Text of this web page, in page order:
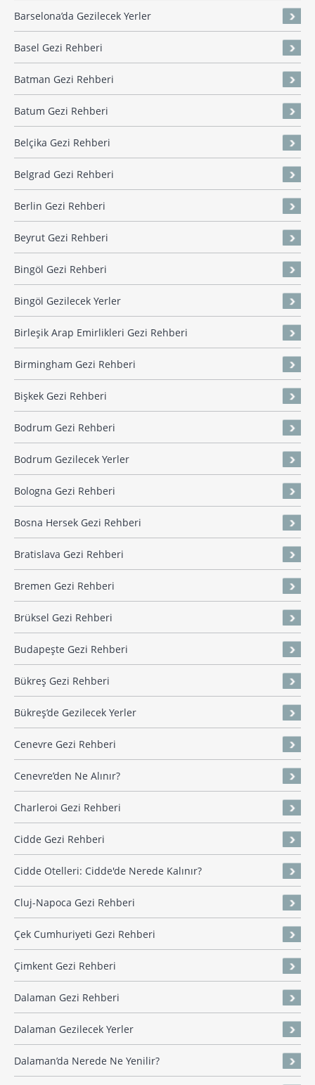
Barselona’da Gezilecek Yerler
Basel Gezi Rehberi
Batman Gezi Rehberi
Batum Gezi Rehberi
Belçika Gezi Rehberi
Belgrad Gezi Rehberi
Berlin Gezi Rehberi
Beyrut Gezi Rehberi
Bingöl Gezi Rehberi
Bingöl Gezilecek Yerler
Birleşik Arap Emirlikleri Gezi Rehberi
Birmingham Gezi Rehberi
Bişkek Gezi Rehberi
Bodrum Gezi Rehberi
Bodrum Gezilecek Yerler
Bologna Gezi Rehberi
Bosna Hersek Gezi Rehberi
Bratislava Gezi Rehberi
Bremen Gezi Rehberi
Brüksel Gezi Rehberi
Budapeşte Gezi Rehberi
Bükreş Gezi Rehberi
Bükreş’de Gezilecek Yerler
Cenevre Gezi Rehberi
Cenevre’den Ne Alınır?
Charleroi Gezi Rehberi
Cidde Gezi Rehberi
Cidde Otelleri: Cidde'de Nerede Kalınır?
Cluj-Napoca Gezi Rehberi
Çek Cumhuriyeti Gezi Rehberi
Çimkent Gezi Rehberi
Dalaman Gezi Rehberi
Dalaman Gezilecek Yerler
Dalaman’da Nerede Ne Yenilir?